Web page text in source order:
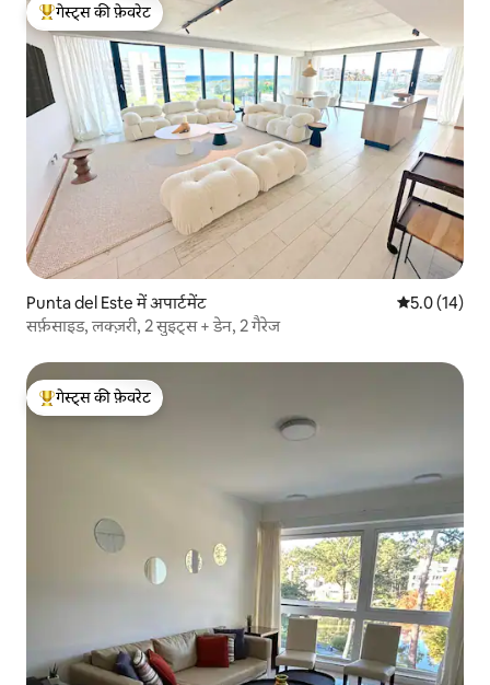
गेस्ट्स का टॉप फ़ेवरेट
गेस्ट्स की फ़ेवरेट
Punta del Este में अपार्टमेंट औसत रेटिंग 5
5.0 (14)
सर्फ़साइड, लक्ज़री, 2 सुइट्स + डेन, 2 गैरेज
गेस्ट्स का टॉप फ़ेवरेट
गेस्ट्स की फ़ेवरेट